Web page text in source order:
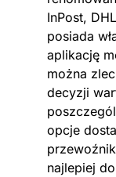
InPost,
posiada
aplikację
można
decyzji
opcje
najlepiej